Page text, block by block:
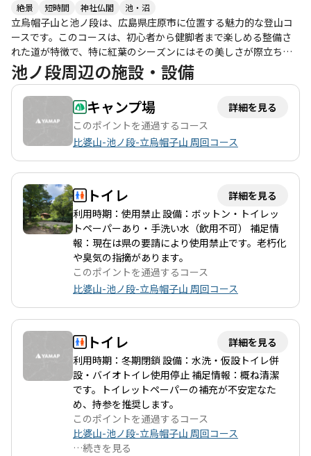
絶景 短時間 神社仏閣 池・沼
立烏帽子山と池ノ段は、広島県庄原市に位置する魅力的な登山コ
ースです。このコースは、初心者から健脚者まで楽しめる整備さ
れた道が特徴で、特に紅葉のシーズンにはその美しさが際立ちま
す。登山者たちは、立烏帽子駐車場から出発し、池ノ段へと向か
う途中、心地よい風と共に素晴らしい景色を楽しむことができま
す。 登山中には、アサギマダラや様々な花々、特にシラヒゲソウ
やアケボノシュスランなどの秋の山野草が出迎えてくれます。特
に池ノ段では、湿原のような景観が広がり、シラヒゲソウやイワ
ショウブが咲き誇る様子は、訪れる人々に癒しを与えます。登山
者たちは、稜線からの眺望や、風に揺れるススキの穂を楽しみな
紅葉シーズンに訪れることをおすすめします。木々が色づく様子
は圧巻で、登山者たちはその美しさに感動し、写真を撮る手が止
まらないほどです。また、春には新緑が美しく、四季折々の自然
を楽しむことができます。 注意点としては、道中にヘビや虫が出
現することもあるため、注意が必要です。また、越原越を経由す
るルートもあり、こちらも歩きやすく、景色を楽しみながらの下
山が可能です。周辺には、道の駅たかのや温泉もあり、登山後の
リフレッシュにも最適です。 このコースは、友人や家族と一緒に
楽しむのにぴったりで、特に花や自然を愛する方々にはたまらな
グルメを楽しむこともできるため、充実した一日を過ごすことが
池ノ段周辺の施設・設備
キャンプ場
詳細を見る
このポイントを通過するコース
比婆山-池ノ段-立烏帽子山 周回コース
トイレ
詳細を見る
利用時期：使用禁止 設備：ボットン・トイレッ
トペーパーあり・手洗い水（飲用不可） 補足情
報：現在は県の要請により使用禁止です。老朽化
や臭気の指摘があります。
このポイントを通過するコース
比婆山-池ノ段-立烏帽子山 周回コース
トイレ
詳細を見る
利用時期：冬期閉鎖 設備：水洗・仮設トイレ併
設・バイオトイレ使用停止 補足情報：概ね清潔
です。トイレットペーパーの補充が不安定なた
め、持参を推奨します。
このポイントを通過するコース
比婆山-池ノ段-立烏帽子山 周回コース
…続きを見る